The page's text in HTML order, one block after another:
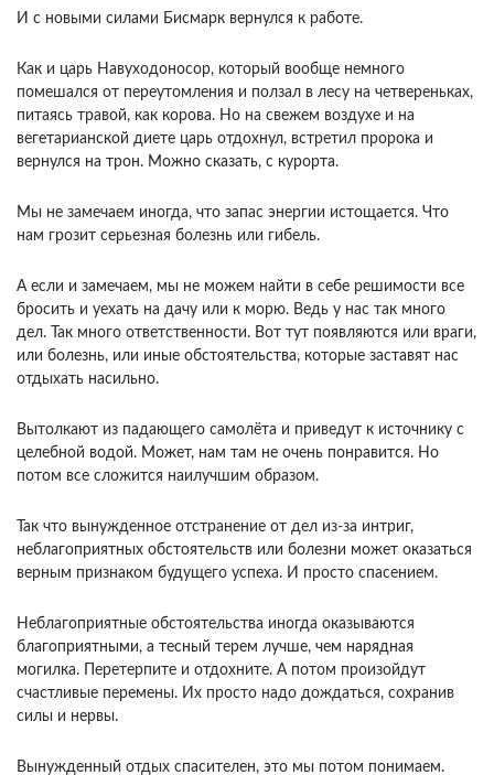
И с новыми силами Бисмарк вернулся к работе.
Как и царь Навуходоносор, который вообще немного
помешался от переутомления и ползал в лесу на четвереньках,
питаясь травой, как корова. Но на свежем воздухе и на
вегетарианской диете царь отдохнул, встретил пророка и
вернулся на трон. Можно сказать, с курорта.
Мы не замечаем иногда, что запас энергии истощается. Что
нам грозит серьезная болезнь или гибель.
А если и замечаем, мы не можем найти в себе решимости все
бросить и уехать на дачу или к морю. Ведь у нас так много
дел. Так много ответственности. Вот тут появляются или враги,
или болезнь, или иные обстоятельства, которые заставят нас
отдыхать насильно.
Вытолкают из падающего самолёта и приведут к источнику с
целебной водой. Может, нам там не очень понравится. Но
потом все сложится наилучшим образом.
Так что вынужденное отстранение от дел из-за интриг,
неблагоприятных обстоятельств или болезни может оказаться
верным признаком будущего успеха. И просто спасением.
Неблагоприятные обстоятельства иногда оказываются
благоприятными, а тесный терем лучше, чем нарядная
могилка. Перетерпите и отдохните. А потом произойдут
счастливые перемены. Их просто надо дождаться, сохранив
силы и нервы.
Вынужденный отдых спасителен, это мы потом понимаем.